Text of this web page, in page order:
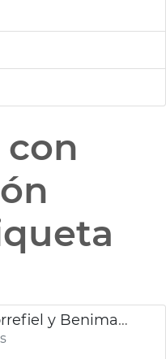
Plantación jardines Torrefiel y Benimaclet València